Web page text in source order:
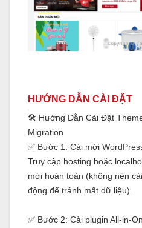
HƯỚNG DẪN CÀI ĐẶT
🛠 Hướng Dẫn Cài Đặt
Migration
✅ Bước 1: Cài mới
Truy cập hosting hoặc
mới hoàn toàn (không nên
động để tránh mất dữ liệu).
✅ Bước 2: Cài plugin All-in-